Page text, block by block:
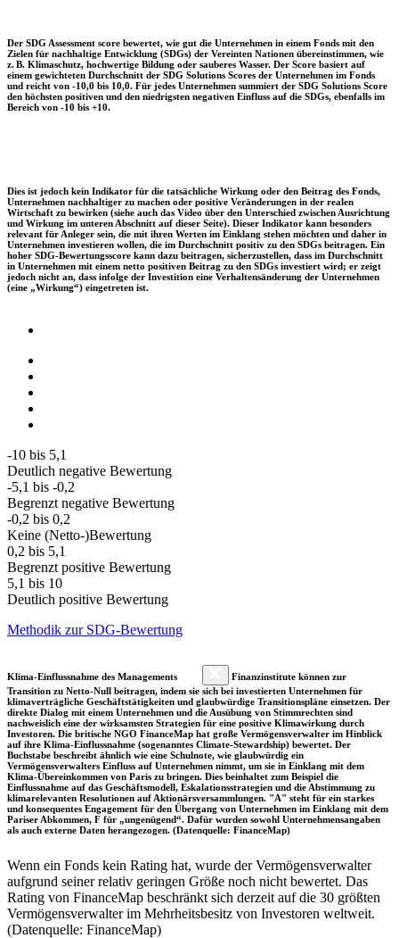
Der SDG Assessment score bewertet, wie gut die Unternehmen in einem Fonds mit den
Zielen für nachhaltige Entwicklung (SDGs) der Vereinten Nationen übereinstimmen, wie
z. B. Klimaschutz, hochwertige Bildung oder sauberes Wasser. Der Score basiert auf
einem gewichteten Durchschnitt der SDG Solutions Scores der Unternehmen im Fonds
und reicht von -10,0 bis 10,0. Für jedes Unternehmen summiert der SDG Solutions Score
den höchsten positiven und den niedrigsten negativen Einfluss auf die SDGs, ebenfalls im
Bereich von -10 bis +10.
Dies ist jedoch kein Indikator für die tatsächliche Wirkung oder den Beitrag des Fonds,
Unternehmen nachhaltiger zu machen oder positive Veränderungen in der realen
Wirtschaft zu bewirken (siehe auch das Video über den Unterschied zwischen Ausrichtung
und Wirkung im unteren Abschnitt auf dieser Seite). Dieser Indikator kann besonders
relevant für Anleger sein, die mit ihren Werten im Einklang stehen möchten und daher in
Unternehmen investieren wollen, die im Durchschnitt positiv zu den SDGs beitragen. Ein
hoher SDG-Bewertungsscore kann dazu beitragen, sicherzustellen, dass im Durchschnitt
in Unternehmen mit einem netto positiven Beitrag zu den SDGs investiert wird; er zeigt
jedoch nicht an, dass infolge der Investition eine Verhaltensänderung der Unternehmen
(eine „Wirkung“) eingetreten ist.
-10 bis 5,1
Deutlich negative Bewertung
-5,1 bis -0,2
Begrenzt negative Bewertung
-0,2 bis 0,2
Keine (Netto-)Bewertung
0,2 bis 5,1
Begrenzt positive Bewertung
5,1 bis 10
Deutlich positive Bewertung
Methodik zur SDG-Bewertung
Klima-Einflussnahme des Managements
Finanzinstitute können zur
Transition zu Netto-Null beitragen, indem sie sich bei investierten Unternehmen für
klimaverträgliche Geschäftstätigkeiten und glaubwürdige Transitionspläne einsetzen. Der
direkte Dialog mit einem Unternehmen und die Ausübung von Stimmrechten sind
nachweislich eine der wirksamsten Strategien für eine positive Klimawirkung durch
Investoren. Die britische NGO FinanceMap hat große Vermögensverwalter im Hinblick
auf ihre Klima-Einflussnahme (sogenanntes Climate-Stewardship) bewertet. Der
Buchstabe beschreibt ähnlich wie eine Schulnote, wie glaubwürdig ein
Vermögensverwalters Einfluss auf Unternehmen nimmt, um sie in Einklang mit dem
Klima-Übereinkommen von Paris zu bringen. Dies beinhaltet zum Beispiel die
Einflussnahme auf das Geschäftsmodell, Eskalationsstrategien und die Abstimmung zu
klimarelevanten Resolutionen auf Aktionärsversammlungen. "A" steht für ein starkes
und konsequentes Engagement für den Übergang von Unternehmen im Einklang mit dem
Pariser Abkommen, F für „ungenügend“. Dafür wurden sowohl Unternehmensangaben
als auch externe Daten herangezogen. (Datenquelle: FinanceMap)
Wenn ein Fonds kein Rating hat, wurde der Vermögensverwalter
aufgrund seiner relativ geringen Größe noch nicht bewertet. Das
Rating von FinanceMap beschränkt sich derzeit auf die 30 größten
Vermögensverwalter im Mehrheitsbesitz von Investoren weltweit.
(Datenquelle: FinanceMap)